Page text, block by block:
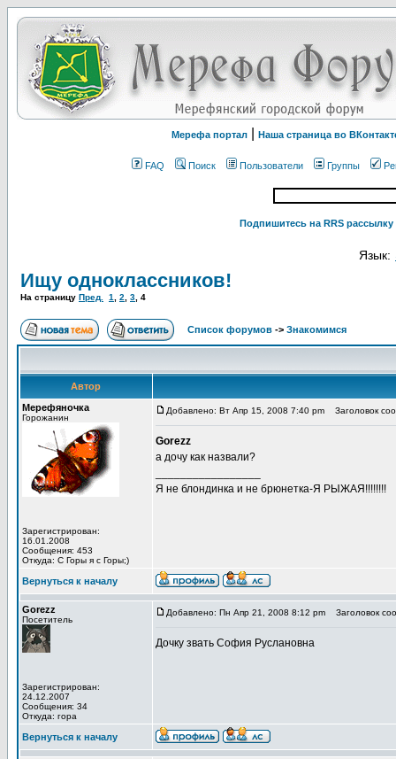
Мерефа портал Наша страница во
FAQ Поиск Пользователи Группы
Подпишитесь на RRS
Язык:
Ищу одноклассников!
На страницу Пред. 1 2 3 4
Список форумов -> Знакомимся
Автор
Мерефяночка
Горожанин
Зарегистрирован:
16.01.2008
Сообщения: 453
Откуда: С Горы я с Горы;)
Добавлено: Вт Апр 15, 2008 7:40 pm Заголовок
Gorezz
а дочу как назвали?
Я не блондинка и не брюнетка-Я РЫЖАЯ!!!!!!!!
Вернуться к началу
Gorezz
Посетитель
Зарегистрирован:
24.12.2007
Сообщения: 34
Откуда: гора
Добавлено: Пн Апр 21, 2008 8:12 pm Заголовок
Дочку звать София Руслановна
Вернуться к началу